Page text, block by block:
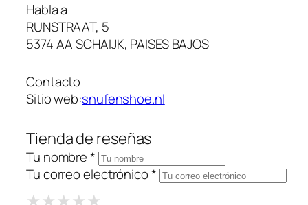
Habla a
RUNSTRAAT, 5
5374 AA SCHAIJK, PAISES BAJOS
Contacto
Sitio web:snufenshoe.nl
Tienda de reseñas
Tu nombre *
Tu correo electrónico *
★
★★
★★★
★★★★
★★★★★